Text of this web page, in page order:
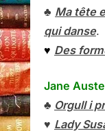
♣ Ma tête
qui danse.
♥ Des
Jane
♣ Orgull i
♥ Lady